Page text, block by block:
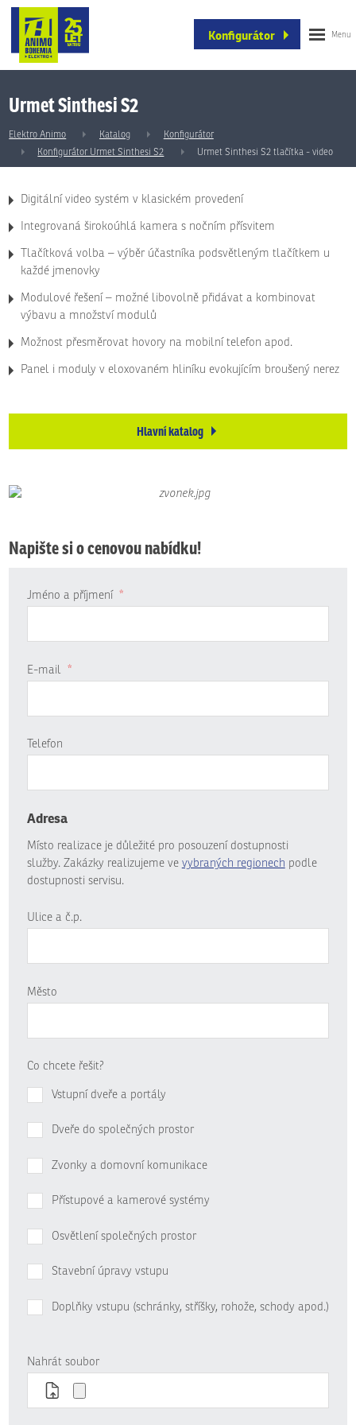
Konfigurátor
Urmet Sinthesi S2
Elektro Animo Katalog
Konfigurátor
Konfigurátor Urmet Sinthesi S2
Urmet Sinthesi S2 tlačítka - video
Digitální video systém v klasickém provedení
Integrovaná širokoúhlá kamera s nočním přísvitem
Tlačítková volba – výběr účastníka podsvětleným tlačítkem u
každé jmenovky
Modulové řešení – možné libovolně přidávat a kombinovat
výbavu a množství modulů
Možnost přesměrovat hovory na mobilní telefon apod.
Panel i moduly v eloxovaném hliníku evokujícím broušený nerez
Hlavní katalog
Napište si o cenovou nabídku!
Jméno a příjmení *
E-mail *
Telefon
Adresa
Místo realizace je důležité pro posouzení dostupnosti
služby. Zakázky realizujeme ve vybraných regionech podle
dostupnosti servisu.
Ulice a č.p.
Město
Co chcete řešit?
Vstupní dveře a portály
Dveře do společných prostor
Zvonky a domovní komunikace
Přístupové a kamerové systémy
Osvětlení společných prostor
Stavební úpravy vstupu
Doplňky vstupu (schránky, stříšky, rohože, schody apod.)
Nahrát soubor